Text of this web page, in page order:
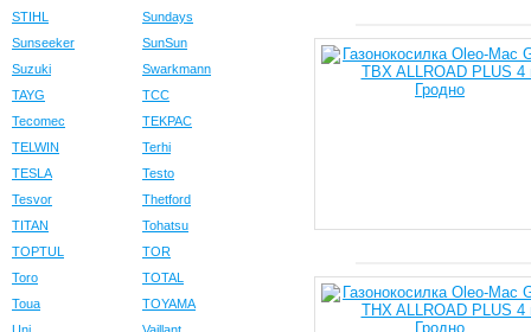
STIHL
Sundays
Sunseeker
SunSun
Suzuki
Swarkmann
TAYG
TCC
Tecomec
TEKPAC
TELWIN
Terhi
TESLA
Testo
Tesvor
Thetford
TITAN
Tohatsu
TOPTUL
TOR
Toro
TOTAL
Toua
TOYAMA